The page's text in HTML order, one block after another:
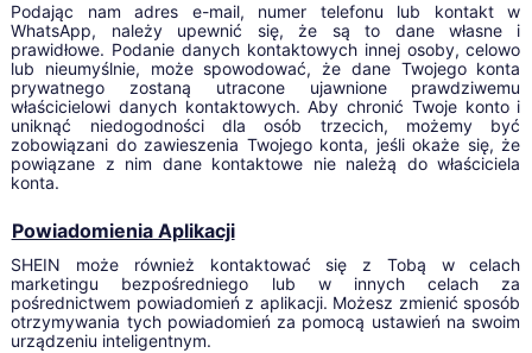
Podając nam adres e-mail, numer telefonu lub kontakt w
WhatsApp, należy upewnić się, że są to dane własne i
prawidłowe. Podanie danych kontaktowych innej osoby, celowo
lub nieumyślnie, może spowodować, że dane Twojego konta
prywatnego zostaną utracone ujawnione prawdziwemu
właścicielowi danych kontaktowych. Aby chronić Twoje konto i
uniknąć niedogodności dla osób trzecich, możemy być
zobowiązani do zawieszenia Twojego konta, jeśli okaże się, że
powiązane z nim dane kontaktowe nie należą do właściciela
konta.
Powiadomienia Aplikacji
SHEIN może również kontaktować się z Tobą w celach
marketingu bezpośredniego lub w innych celach za
pośrednictwem powiadomień z aplikacji. Możesz zmienić sposób
otrzymywania tych powiadomień za pomocą ustawień na swoim
urządzeniu inteligentnym.